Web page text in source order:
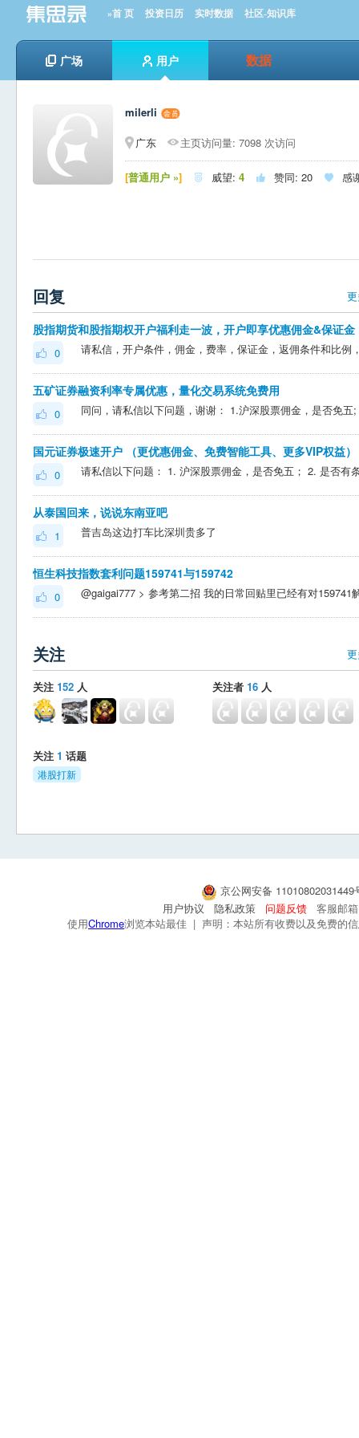
»首 页 投资日历 实时数据 社区-知识库
广场 用户 数据
milerli
广东
主页访问量: 7098 次访问
[普通用户 »]  威望: 4  赞同: 20  感
回复
股指期货和股指期权开户福利走一波，开户即享优惠佣金&保证金
0
五矿证券融资利率专属优惠，量化交易系统免费用
0
国元证券极速开户 （更优惠佣金、免费智能工具、更多VIP权益）
0
从泰国回来，说说东南亚吧
1 普吉岛这边打车比深圳贵多了
恒生科技指数套利问题159741与159742
0
关注
关注 152 人 关注者 16 人
关注 1 话题
港股打新
京公网安备
用户协议
隐私政策 问题反馈
客服邮
使用Chrome浏览本站最佳 | 声明：本站所有收费以及免费的